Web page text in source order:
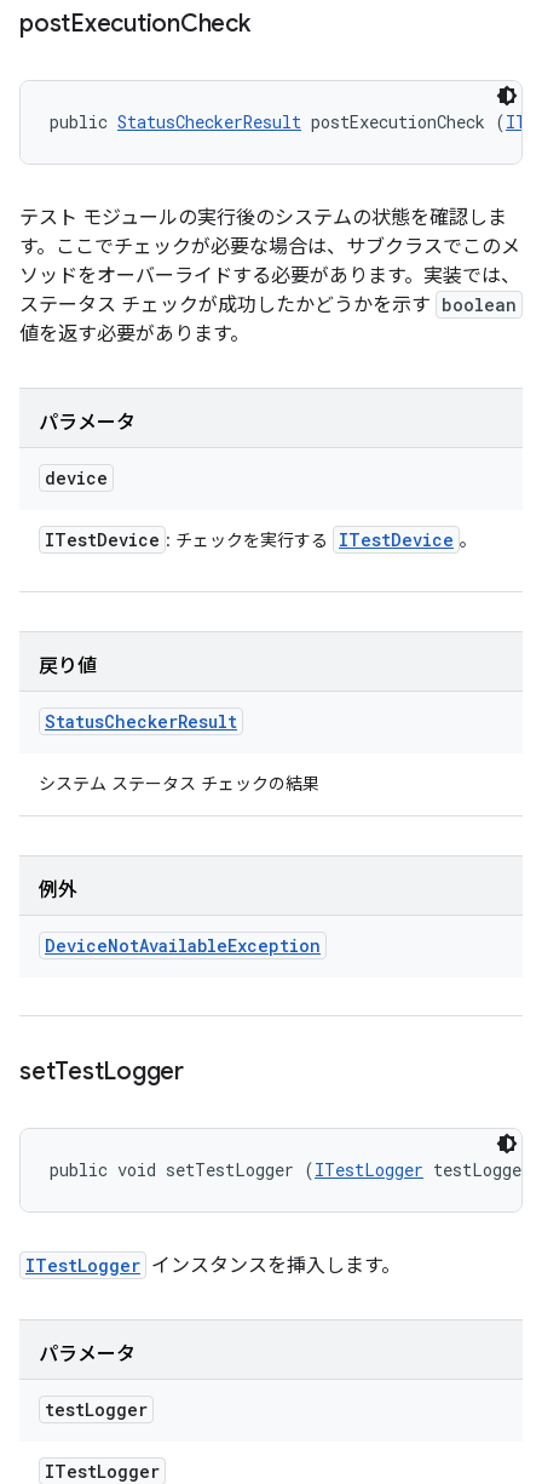
postExecutionCheck
public StatusCheckerResult postExecutionCheck (
テスト モジュールの実行後のシステムの状態を確認しま
す。ここでチェックが必要な場合は、サブクラスでこのメ
ソッドをオーバーライドする必要があります。実装では、
ステータス チェックが成功したかどうかを示す boolean
値を返す必要があります。
パラメータ
device
ITestDevice : チェックを実行する ITestDevice 。
戻り値
StatusCheckerResult
システム ステータス チェックの結果
例外
DeviceNotAvailableException
setTestLogger
public void setTestLogger (ITestLogger testLogger)
ITestLogger インスタンスを挿入します。
パラメータ
testLogger
ITestLogger